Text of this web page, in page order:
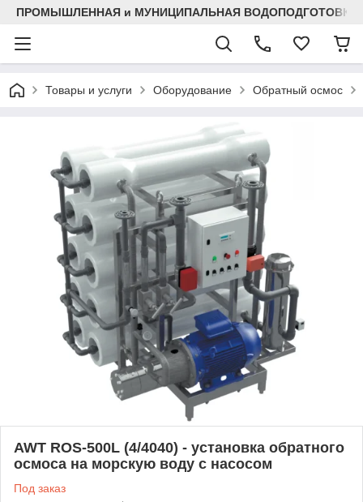
ПРОМЫШЛЕННАЯ и МУНИЦИПАЛЬНАЯ ВОДОПОДГОТОВКА
Товары и услуги Оборудование Обратный осмос
AWT ROS-500L (4/4040) - установка обратного
осмоса на морскую воду с насосом
Под заказ